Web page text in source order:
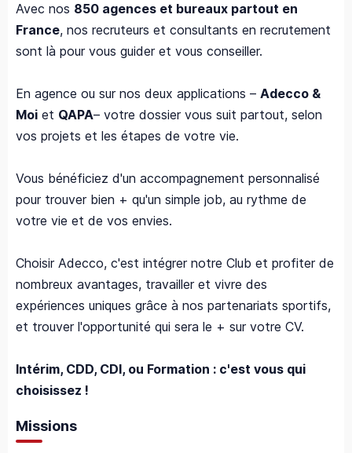
Avec nos 850 agences et bureaux partout en
France, nos recruteurs et consultants en recrutement
sont là pour vous guider et vous conseiller.
En agence ou sur nos deux applications – Adecco &
Moi et QAPA– votre dossier vous suit partout, selon
vos projets et les étapes de votre vie.
Vous bénéficiez d'un accompagnement personnalisé
pour trouver bien + qu'un simple job, au rythme de
votre vie et de vos envies.
Choisir Adecco, c'est intégrer notre Club et profiter de
nombreux avantages, travailler et vivre des
expériences uniques grâce à nos partenariats sportifs,
et trouver l'opportunité qui sera le + sur votre CV.
Intérim, CDD, CDI, ou Formation : c'est vous qui
choisissez !
Missions